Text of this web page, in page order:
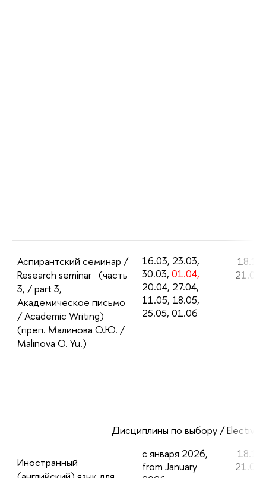
Аспирантский семинар /
Research seminar (часть
3, / part 3,
Академическое письмо
/ Academic Writing)
(преп. Малинова О.Ю. /
Malinova O. Yu.)
16.03, 23.03,
30.03,01.04,
20.04, 27.04,
11.05, 18.05,
25.05, 01.06
21.00
Дисциплины по выбору / Elective
Иностранный
с января 2026,
from January
21.00